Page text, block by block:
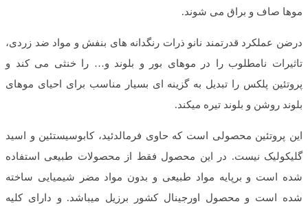
موها صاف و براق می شوند.
درضن عملکرد قدرتمند نانو ذرات رنگدانه های بنفش و مواد ضد زردی،
تاثیرات نامطلوب را در موهای بور و بلوند و… را خنثی می کند و
پروتئین پلکس را تبدیل به گزینه ای بسیار مناسب برای احیای موهای
بلوند روشن و بلوند تیره میکند.
این پروتئین محصولی است که حاوی فرمالدئید، کابوسیستئین و اسید
گلیکولیک نیست. در این محصول فقط از محصولات طبیعی استفاده
شده است و برپايه مواد طبیعی و بدون مواد مضر شیمیایی ساخته
شده است و محصول اورجینال كشور برزیل ميباشد. و دارای کلیه